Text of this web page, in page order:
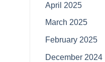
April 2025
March 2025
February 2025
December 2024